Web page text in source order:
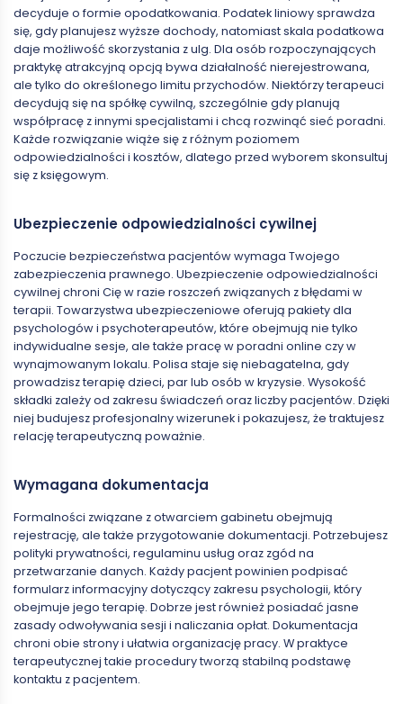
decyduje o formie opodatkowania. Podatek liniowy sprawdza
się, gdy planujesz wyższe dochody, natomiast skala podatkowa
daje możliwość skorzystania z ulg. Dla osób rozpoczynających
praktykę atrakcyjną opcją bywa działalność nierejestrowana,
ale tylko do określonego limitu przychodów. Niektórzy terapeuci
decydują się na spółkę cywilną, szczególnie gdy planują
współpracę z innymi specjalistami i chcą rozwinąć sieć poradni.
Każde rozwiązanie wiąże się z różnym poziomem
odpowiedzialności i kosztów, dlatego przed wyborem skonsultuj
się z księgowym.
Ubezpieczenie odpowiedzialności cywilnej
Poczucie bezpieczeństwa pacjentów wymaga Twojego
zabezpieczenia prawnego. Ubezpieczenie odpowiedzialności
cywilnej chroni Cię w razie roszczeń związanych z błędami w
terapii. Towarzystwa ubezpieczeniowe oferują pakiety dla
psychologów i psychoterapeutów, które obejmują nie tylko
indywidualne sesje, ale także pracę w poradni online czy w
wynajmowanym lokalu. Polisa staje się niebagatelna, gdy
prowadzisz terapię dzieci, par lub osób w kryzysie. Wysokość
składki zależy od zakresu świadczeń oraz liczby pacjentów. Dzięki
niej budujesz profesjonalny wizerunek i pokazujesz, że traktujesz
relację terapeutyczną poważnie.
Wymagana dokumentacja
Formalności związane z otwarciem gabinetu obejmują
rejestrację, ale także przygotowanie dokumentacji. Potrzebujesz
polityki prywatności, regulaminu usług oraz zgód na
przetwarzanie danych. Każdy pacjent powinien podpisać
formularz informacyjny dotyczący zakresu psychologii, który
obejmuje jego terapię. Dobrze jest również posiadać jasne
zasady odwoływania sesji i naliczania opłat. Dokumentacja
chroni obie strony i ułatwia organizację pracy. W praktyce
terapeutycznej takie procedury tworzą stabilną podstawę
kontaktu z pacjentem.